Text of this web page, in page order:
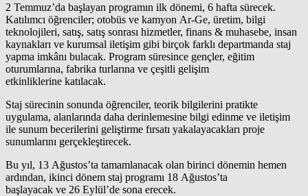
2 Temmuz’da başlayan programın ilk dönemi, 6 hafta sürecek.
Katılımcı öğrenciler; otobüs ve kamyon Ar-Ge, üretim, bilgi
teknolojileri, satış, satış sonrası hizmetler, finans & muhasebe, insan
kaynakları ve kurumsal iletişim gibi birçok farklı departmanda staj
yapma imkânı bulacak. Program süresince gençler, eğitim
oturumlarına, fabrika turlarına ve çeşitli gelişim
etkinliklerine katılacak.
Staj sürecinin sonunda öğrenciler, teorik bilgilerini pratikte
uygulama, alanlarında daha derinlemesine bilgi edinme ve iletişim
ile sunum becerilerini geliştirme fırsatı yakalayacakları proje
sunumlarını gerçekleştirecek.
Bu yıl, 13 Ağustos’ta tamamlanacak olan birinci dönemin hemen
ardından, ikinci dönem staj programı 18 Ağustos’ta
başlayacak ve 26 Eylül’de sona erecek.